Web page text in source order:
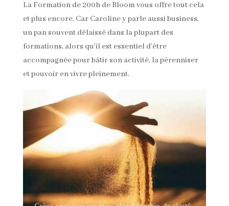
La Formation de 200h de Bloom vous offre tout cela
et plus encore. Car Caroline y parle aussi business,
un pan souvent délaissé dans la plupart des
formations, alors qu’il est essentiel d’être
accompagnée pour bâtir son activité, la pérenniser
et pouvoir en vivre pleinement.